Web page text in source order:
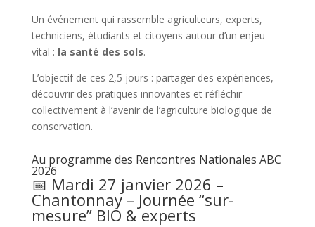
Un événement qui rassemble agriculteurs, experts,
techniciens, étudiants et citoyens autour d’un enjeu
vital : la santé des sols.
L’objectif de ces 2,5 jours : partager des expériences,
découvrir des pratiques innovantes et réfléchir
collectivement à l’avenir de l’agriculture biologique de
conservation.
Au programme des Rencontres Nationales ABC
2026
📅 Mardi 27 janvier 2026 –
Chantonnay – Journée “sur-
mesure” BIO & experts